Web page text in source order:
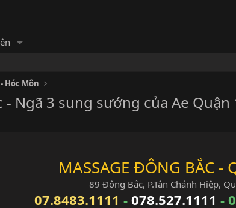
Hóc Môn
Ngã 3 sung sướng của Ae Quận
MASSAGE ĐÔNG BẮC -
89 Đông Bắc, P.Tân Chánh Hiệp,
07.8483.1111 - 078.527.1111 -